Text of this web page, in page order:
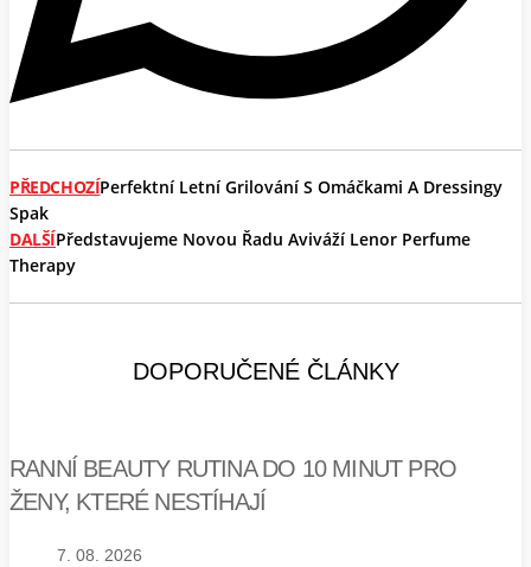
PŘEDCHOZÍPerfektní Letní Grilování S Omáčkami A Dressingy
Spak
DALŠÍPředstavujeme Novou Řadu Aviváží Lenor Perfume
Therapy
DOPORUČENÉ ČLÁNKY
RANNÍ BEAUTY RUTINA DO 10 MINUT PRO
ŽENY, KTERÉ NESTÍHAJÍ
7. 08. 2026